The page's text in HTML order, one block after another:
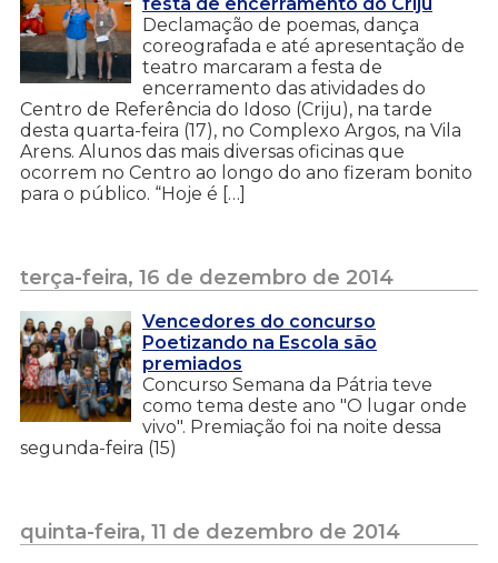
Declamação de poemas, dança
coreografada e até apresentação de
teatro marcaram a festa de
encerramento das atividades do
Centro de Referência do Idoso (Criju), na tarde
desta quarta-feira (17), no Complexo Argos, na Vila
Arens. Alunos das mais diversas oficinas que
ocorrem no Centro ao longo do ano fizeram bonito
para o público. “Hoje é […]
terça-feira, 16 de dezembro de 2014
Vencedores do concurso
Poetizando na Escola são
premiados
Concurso Semana da Pátria teve
como tema deste ano "O lugar onde
vivo". Premiação foi na noite dessa
segunda-feira (15)
quinta-feira, 11 de dezembro de 2014